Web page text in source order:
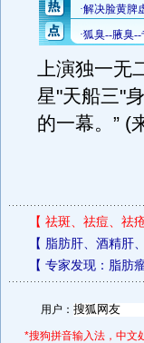
上演独一无
星"天船三"
的一幕。” (
【 祛斑、祛痘、祛
【 脂肪肝、酒精肝
【 专家发现：脂肪
用户：
*搜狗拼音输入法，中文